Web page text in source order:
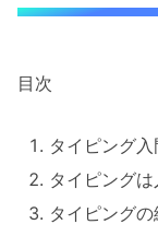
目次
タイピング
タイピング
タイピング